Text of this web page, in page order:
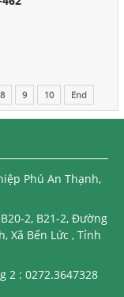
8 9 10 End
Phú An Thạnh,
2, B21-2, Đường
Xã Bến Lức , Tỉnh
2 : 0272.3647328